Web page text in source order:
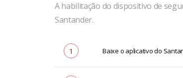
A habilitação do dispositivo de
Santander.
1 Baixe o aplicativo do